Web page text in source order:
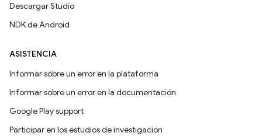
Descargar Studio
NDK de Android
ASISTENCIA
Informar sobre un error en la plataforma
Informar sobre un error en la documentación
Google Play support
Participar en los estudios de investigación